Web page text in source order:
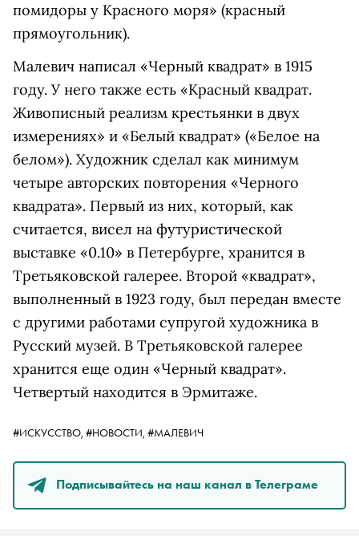
помидоры у Красного моря» (красный
прямоугольник).
Малевич написал «Черный квадрат» в 1915
году. У него также есть «Красный квадрат.
Живописный реализм крестьянки в двух
измерениях» и «Белый квадрат» («Белое на
белом»). Художник сделал как минимум
четыре авторских повторения «Черного
квадрата». Первый из них, который, как
считается, висел на футуристической
выставке «0.10» в Петербурге, хранится в
Третьяковской галерее. Второй «квадрат»,
выполненный в 1923 году, был передан вместе
с другими работами супругой художника в
Русский музей. В Третьяковской галерее
хранится еще один «Черный квадрат».
Четвертый находится в Эрмитаже.
#ИСКУССТВО, #НОВОСТИ, #МАЛЕВИЧ
Подписывайтесь на наш канал в Телеграме